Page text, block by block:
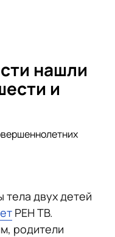
нашли
и
двух детей
РЕН ТВ.
родители